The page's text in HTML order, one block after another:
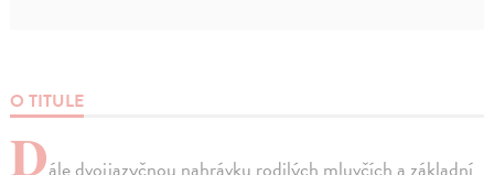
O TITULE
D